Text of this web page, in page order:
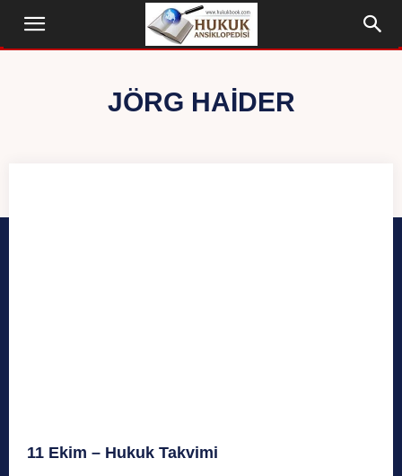
JÖRG HAIDER
11 Ekim – Hukuk Takvimi